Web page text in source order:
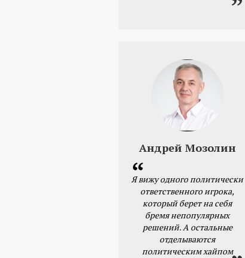
Андрей Мозолин
Я вижу одного политически
ответственного игрока,
который берет на себя
бремя непопулярных
решений. А остальные
отделываются
политическим хайпом